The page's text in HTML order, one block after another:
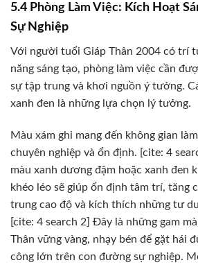
5.4 Phòng Làm Việc: Kích Hoạt
Sự Nghiệp
Với người tuổi Giáp Thân 2004 có trí
năng sáng tạo, phòng làm việc cần
sự tập trung và khơi nguồn ý tưởng.
xanh đen là những lựa chọn lý tưởng.
Màu xám ghi mang đến không gian
chuyên nghiệp và ổn định. [cite: 4
màu xanh dương đậm hoặc xanh đen
khéo léo sẽ giúp ổn định tâm trí, tăng
trung cao độ và kích thích những tư
[cite: 4 search 2] Đây là những gam
Thân vững vàng, nhạy bén để gặt hái
công lớn trên con đường sự nghiệp.